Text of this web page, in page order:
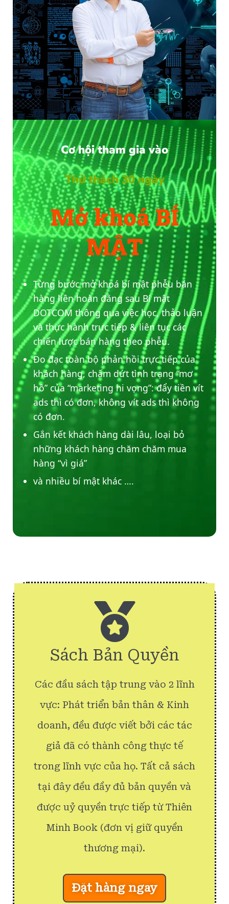
Cơ hội tham gia vào
Thử thách 30 ngày
Mở khoá BÍ
MẬT
Từng bước mở khoá bí mật phễu bán
hàng liên hoàn đằng sau Bí mật
DOTCOM thông qua việc học, thảo luận
và thực hành trực tiếp & liên tục các
chiến lược bán hàng theo phễu.
Đo đạc toàn bộ phản hồi trực tiếp của
khách hàng, chấm dứt tình trạng “mơ
hồ” của “marketing hi vọng”: đẩy tiền vít
ads thì có đơn, không vít ads thì không
có đơn.
Gắn kết khách hàng dài lâu, loại bỏ
những khách hàng chăm chăm mua
hàng “vì giá”
và nhiều bí mật khác ….
Sách Bản Quyền
Các đầu sách tập trung vào 2 lĩnh
vực: Phát triển bản thân & Kinh
doanh, đều được viết bởi các tác
giả đã có thành công thực tế
trong lĩnh vực của họ. Tất cả sách
tại đây đều đầy đủ bản quyền và
được uỷ quyền trực tiếp từ Thiên
Minh Book (đơn vị giữ quyền
thương mại).
Đặt hàng ngay